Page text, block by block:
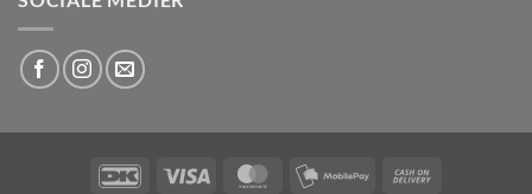
DanKortVisa MasterCardMobilePay